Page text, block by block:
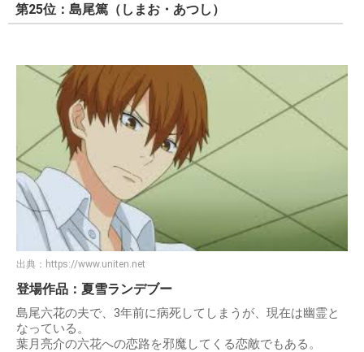
第25位：島尾篤（しまお・あつし）
出典： https://www.uniten.net
登場作品：夏雪ランデブー
島尾六花の夫で、3年前に病死してしまうが、現在は幽霊と
なっている。
葉月亮介の六花への恋路を邪魔してくる恋敵でもある。